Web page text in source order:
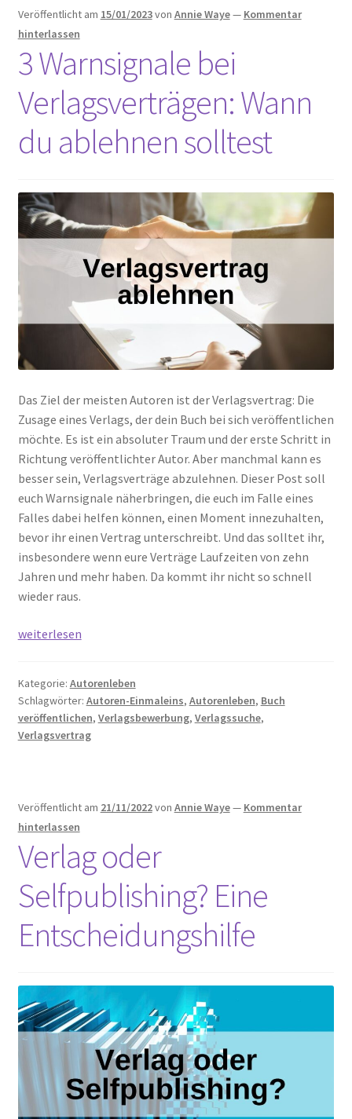
Veröffentlicht am 15/01/2023von Annie Waye— Kommentar
hinterlassen
3 Warnsignale bei
Verlagsverträgen: Wann
du ablehnen solltest
Das Ziel der meisten Autoren ist der Verlagsvertrag: Die
Zusage eines Verlags, der dein Buch bei sich veröffentlichen
möchte. Es ist ein absoluter Traum und der erste Schritt in
Richtung veröffentlichter Autor. Aber manchmal kann es
besser sein, Verlagsverträge abzulehnen. Dieser Post soll
euch Warnsignale näherbringen, die euch im Falle eines
Falles dabei helfen können, einen Moment innezuhalten,
bevor ihr einen Vertrag unterschreibt. Und das solltet ihr,
insbesondere wenn eure Verträge Laufzeiten von zehn
Jahren und mehr haben. Da kommt ihr nicht so schnell
wieder raus.
3
Verlagsverträgen:
Wann
du
weiterlesen
Kategorie: Autorenleben
Schlagwörter: Autoren-Einmaleins, Autorenleben, Buch
veröffentlichen, Verlagsbewerbung, Verlagssuche,
Verlagsvertrag
Veröffentlicht am 21/11/2022von Annie Waye— Kommentar
hinterlassen
Verlag oder
Selfpublishing? Eine
Entscheidungshilfe